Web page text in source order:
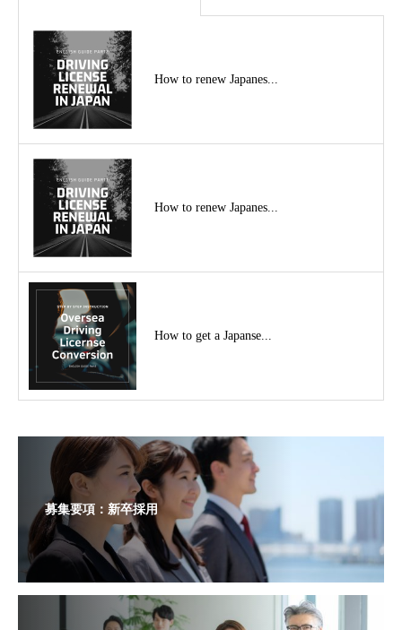
How to renew Japanes...
How to renew Japanes...
How to get a Japanse...
募集要項：新卒採用